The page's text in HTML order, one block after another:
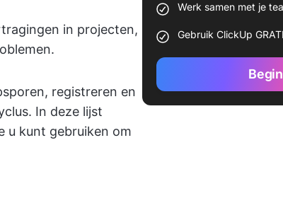
in projecten,
registreren en
In deze lijst
u kunt gebruiken om
Werk samen met je
Gebruik ClickUp